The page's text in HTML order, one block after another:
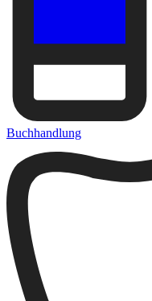
Buchhandlung